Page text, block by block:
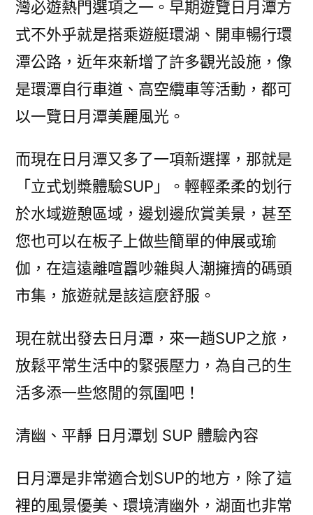
灣必遊熱門選項之一。早期遊覽日月潭方
式不外乎就是搭乘遊艇環湖、開車暢行環
潭公路，近年來新增了許多觀光設施，像
是環潭自行車道、高空纜車等活動，都可
以一覽日月潭美麗風光。
而現在日月潭又多了一項新選擇，那就是
「立式划槳體驗SUP」。輕輕柔柔的划行
於水域遊憩區域，邊划邊欣賞美景，甚至
您也可以在板子上做些簡單的伸展或瑜
伽，在這遠離喧囂吵雜與人潮擁擠的碼頭
市集，旅遊就是該這麼舒服。
現在就出發去日月潭，來一趟SUP之旅，
放鬆平常生活中的緊張壓力，為自己的生
活多添一些悠閒的氛圍吧！
清幽、平靜 日月潭划 SUP 體驗內容
日月潭是非常適合划SUP的地方，除了這
裡的風景優美、環境清幽外，湖面也非常